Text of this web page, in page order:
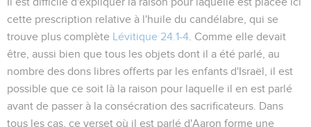
cette prescription relative à l'huile du candélabre, qui se
trouve plus complète Lévitique 24.1-4 . Comme elle devait
être, aussi bien que tous les objets dont il a été parlé, au
nombre des dons libres offerts par les enfants d'Israël, il est
possible que ce soit là la raison pour laquelle il en est parlé
avant de passer à la consécration des sacrificateurs. Dans
tous les cas, ce verset où il est parlé d'Aaron forme une